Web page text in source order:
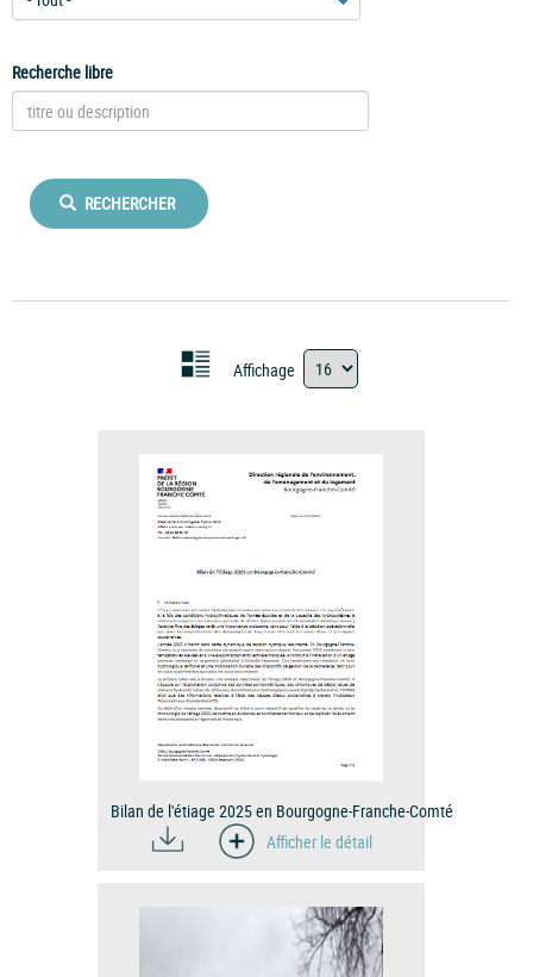
Recherche libre
RECHERCHER
Affichage
Bilan de l'étiage 2025 en Bourgogne-Franche-Comté
Afficher le détail